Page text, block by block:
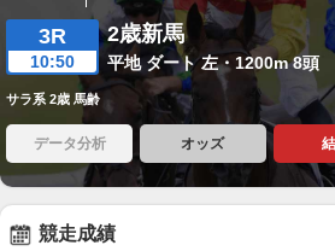
3R
10:50
2歳新馬
平地 ダート 左・1200m 8頭
サラ系 2歳 馬齢
データ分析 オッズ
競走成績